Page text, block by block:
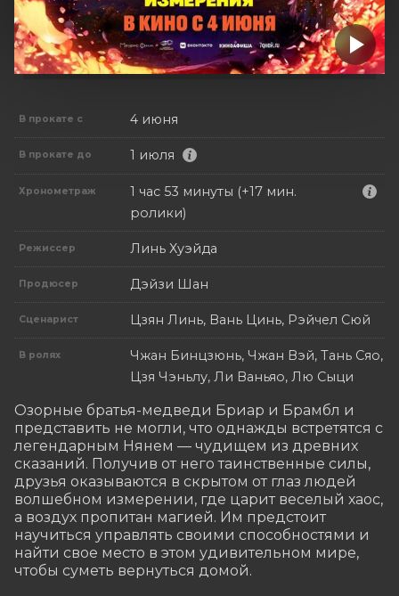
В прокате с 4 июня
В прокате до 1 июля
Хронометраж
1 час 53 минуты (+17 мин.
ролики)
Режиссер Линь Хуэйда
Продюсер Дэйзи Шан
Сценарист Цзян Линь, Вань Цинь, Рэйчел Сюй
В ролях
Чжан Бинцзюнь, Чжан Вэй, Тань Сяо,
Цзя Чэньлу, Ли Ваньяо, Лю Сыци
Озорные братья-медведи Бриар и Брамбл и
представить не могли, что однажды встретятся с
легендарным Нянем — чудищем из древних
сказаний. Получив от него таинственные силы,
друзья оказываются в скрытом от глаз людей
волшебном измерении, где царит веселый хаос,
а воздух пропитан магией. Им предстоит
научиться управлять своими способностями и
найти свое место в этом удивительном мире,
чтобы суметь вернуться домой.